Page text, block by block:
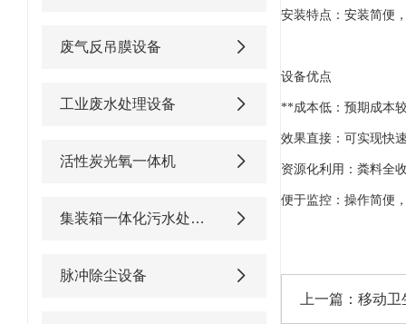
废气反吊膜设备
工业废水处理设备
活性炭光氧一体机
集装箱一体化污水处理设备
脉冲除尘设备
安装特点：安装简便
设备优点
**成本低：预期成本
效果直接：可实现快
资源化利用：粪料全
便于监控：操作简便
上一篇： 移动卫